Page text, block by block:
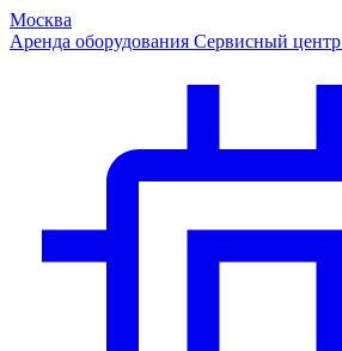
Москва
Аренда оборудования Сервисный центр